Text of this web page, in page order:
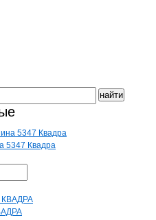
5347 Квадра